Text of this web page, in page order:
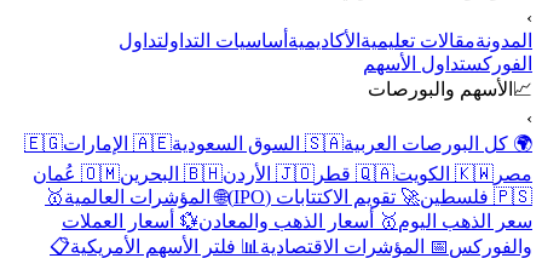
المدونةمقالات تعليميةالأكاديميةأساسيات التداولتداول
الفوركستداول الأسهم
📈الأسهم والبورصات
🌍 كل البورصات العربية🇸🇦 السوق السعودية 🇦🇪 الإمارات
🇪🇬
مصر 🇰🇼 الكويت 🇶🇦 قطر 🇯🇴 الأردن 🇧🇭 البحرين
🇴🇲 عُمان
🇵🇸 فلسطين
🚀 تقويم الاكتتابات (IPO) 🌐 المؤشرات العالمية🥇
سعر الذهب اليوم🥇 أسعار الذهب والمعادن💱 أسعار العملات
والفوركس 📅 المؤشرات الاقتصادية📊 فلتر الأسهم الأمريكية📋